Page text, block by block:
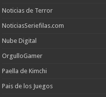
Noticias de Terror
NoticiasSeriefilas.com
Nube Digital
OrgulloGamer
Paella de Kimchi
Pais de los Juegos